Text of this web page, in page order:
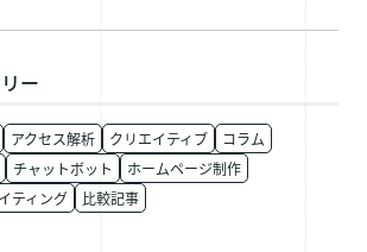
ー
アクセス解析 クリエイティブ
コラム
チャットボット
ホームページ制作
ティング 比較記事